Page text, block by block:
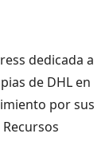
dedicada a
de DHL en
por sus